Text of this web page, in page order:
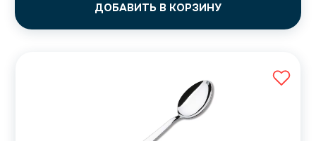
ДОБАВИТЬ В КОРЗИНУ